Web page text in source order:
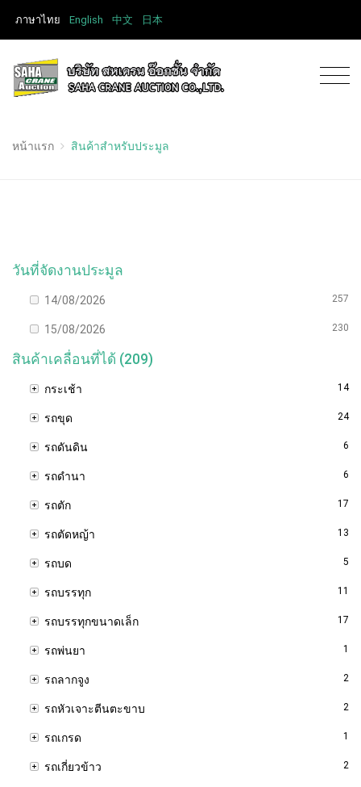
ภาษาไทย English 中文 日本
หน้าแรก สินค้าสำหรับประมูล
วันที่จัดงานประมูล
14/08/2026 257
15/08/2026 230
สินค้าเคลื่อนที่ได้ (209)
กระเช้า 14
รถขุด 24
รถดันดิน 6
รถดำนา 6
รถตัก 17
รถตัดหญ้า 13
รถบด 5
รถบรรทุก 11
รถบรรทุกขนาดเล็ก 17
รถพ่นยา 1
รถลากจูง 2
รถหัวเจาะตีนตะขาบ 2
รถเกรด 1
รถเกี่ยวข้าว 2